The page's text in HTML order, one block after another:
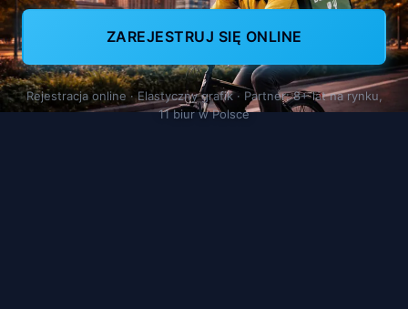
ZAREJESTRUJ SIĘ ONLINE
Rejestracja online · Elastyczny grafik · Partner: 8+ lat na rynku,
11 biur w Polsce